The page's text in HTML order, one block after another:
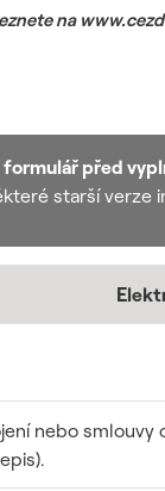
na
formulář před
starší
nebo